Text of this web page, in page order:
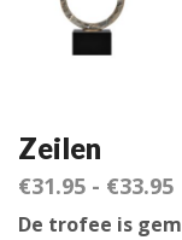
Zeilen
€31.95 - €33.95
De trofee is